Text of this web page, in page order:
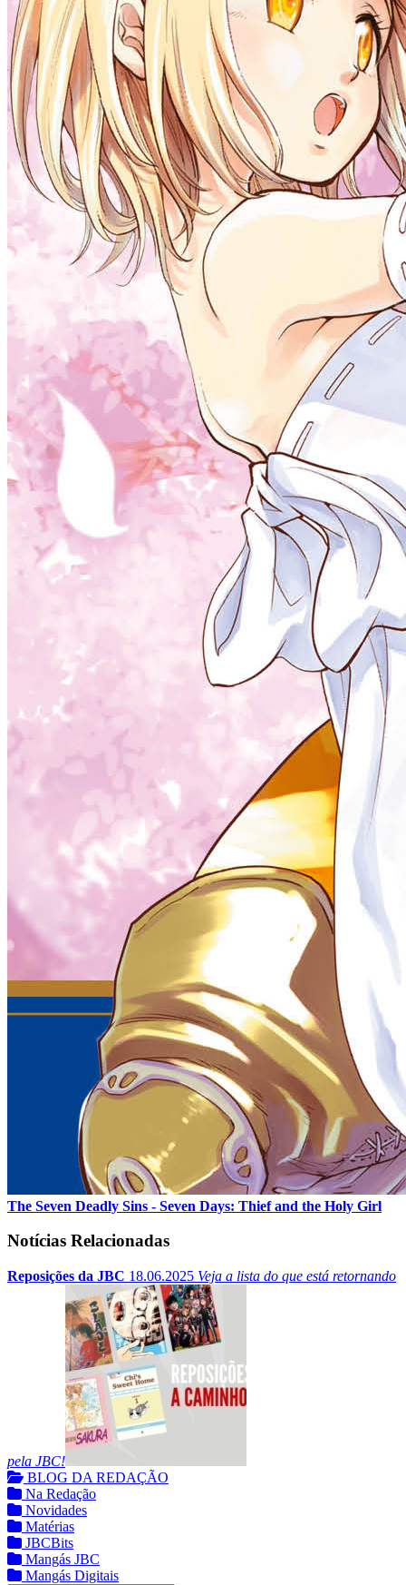
The Seven Deadly Sins - Seven Days: Thief and the Holy Girl
Notícias Relacionadas
Reposições da JBC 18.06.2025 Veja a lista do que está retornando
pela JBC!
BLOG DA REDAÇÃO
Na Redação
Novidades
Matérias
JBCBits
Mangás JBC
Mangás Digitais